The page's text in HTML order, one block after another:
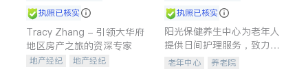
执照已核实
Tracy Zhang - 引领大华府
地区房产之旅的资深专家
地产经纪
地产经纪
执照已核实
阳光保健养生中心为老年人
提供日间护理服务，致力于
通过持续的护理创新来有效
老年中心 养老院